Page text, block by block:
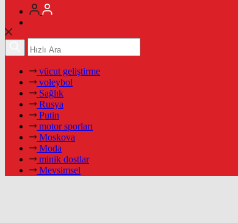
vücut geliştirme
voleybol
Sağlık
Rusya
Putin
motor sporları
Moskova
Moda
minik dostlar
Mevsimsel